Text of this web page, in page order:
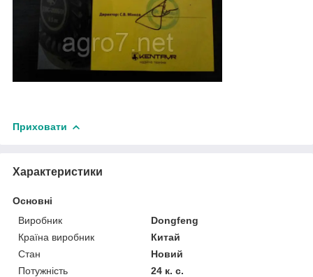
Приховати
Характеристики
Основні
Виробник
Dongfeng
Країна виробник
Китай
Стан
Новий
Потужність
24 к. с.